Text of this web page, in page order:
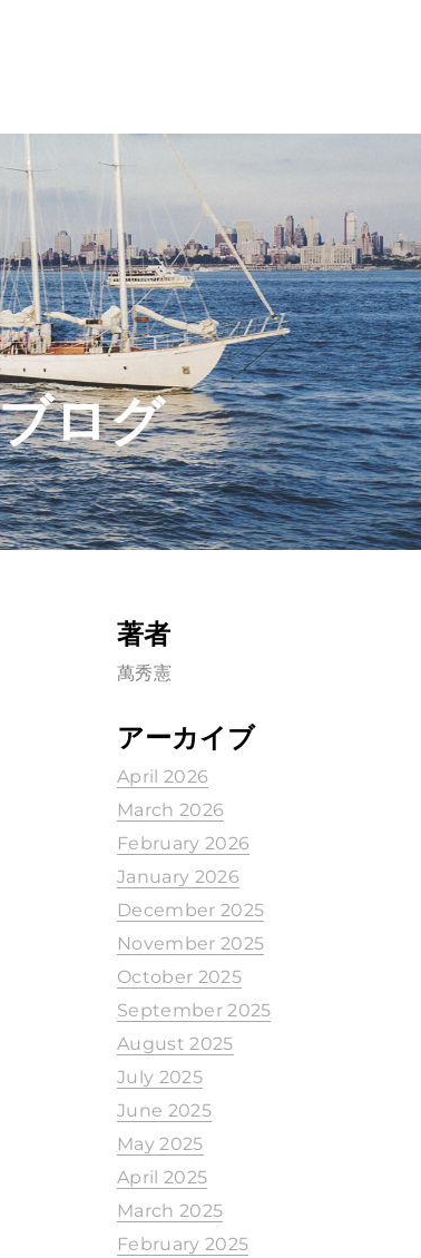
ログ
著者
萬秀憲
アーカイブ
April 2026
March 2026
February 2026
January 2026
December 2025
November 2025
October 2025
September 2025
August 2025
July 2025
June 2025
May 2025
April 2025
March 2025
February 2025